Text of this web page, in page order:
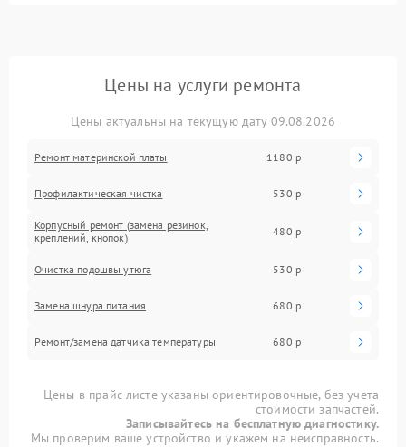
Цены на услуги ремонта
Цены актуальны на текущую дату 09.08.2026
Ремонт материнской платы 1180 р
Профилактическая чистка 530 р
Корпусный ремонт (замена резинок,
креплений, кнопок)
480 р
Очистка подошвы утюга 530 р
Замена шнура питания 680 р
Ремонт/замена датчика температуры 680 р
Цены в прайс-листе указаны ориентировочные, без учета
стоимости запчастей.
Записывайтесь на бесплатную диагностику.
Мы проверим ваше устройство и укажем на неисправность.